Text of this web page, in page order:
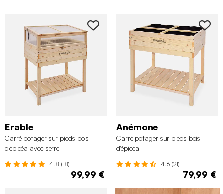
Erable
Carré potager sur pieds bois
d'épicéa avec serre
4.8 (18)
99,99 €
Anémone
Carré potager sur pieds bois
d'épicéa
4.6 (21)
79,99 €